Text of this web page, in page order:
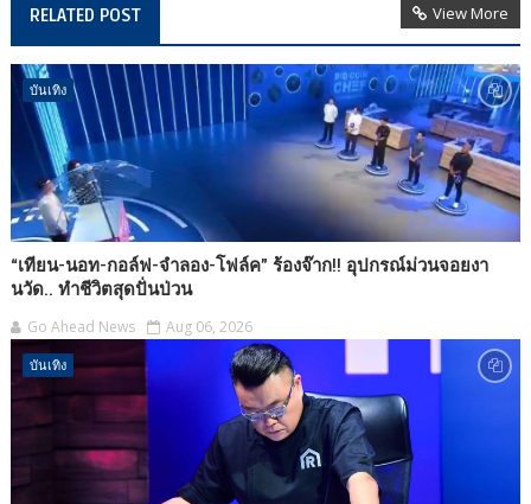
RELATED POST View More
บันเทิง
“เทียน-นอท-กอล์ฟ-จำลอง-โฟล์ค” ร้องจ๊าก!! อุปกรณ์ม่วนจอยงา
นวัด.. ทำชีวิตสุดปั่นป่วน
Go Ahead News Aug 06, 2026
บันเทิง